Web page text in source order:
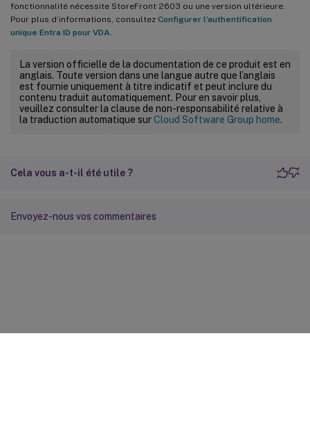
fonctionnalité nécessite StoreFront 2603 ou une version ultérieure.
Pour plus d’informations, consultez Configurer l’authentification
unique Entra ID pour VDA
La version officielle de la documentation de ce produit est en
anglais. Toute version dans une langue autre que l’anglais
est fournie uniquement à titre indicatif et peut inclure du
contenu traduit automatiquement. Pour en savoir plus,
veuillez consulter la clause de non-responsabilité relative à
la traduction automatique surCloud Software Group home.
Cela vous a-t-il été utile ?
Envoyez-nous vos commentaires